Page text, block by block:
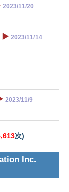
2023/11/20
▶️ 2023/11/14
2023/11/9
次)
Inc.